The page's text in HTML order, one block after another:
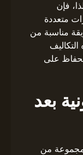
فإن
متعددة
مناسبة من
التكاليف
على
بعد
مجموعة من